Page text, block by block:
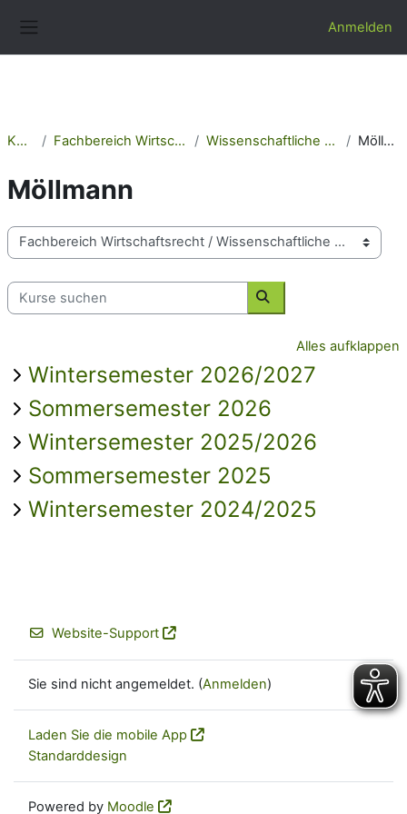
Anmelden
Kurse Fachbereich Wirtschaftsrecht Wissenschaftliche Mitarbeiter Möllmann
Möllmann
Kursbereiche
Kurse suchen
Kurse suchen
Alles aufklappen
Wintersemester 2026/2027
Sommersemester 2026
Wintersemester 2025/2026
Sommersemester 2025
Wintersemester 2024/2025
Website-Support
Sie sind nicht angemeldet. (Anmelden)
Laden Sie die mobile App
Standarddesign
Powered by Moodle